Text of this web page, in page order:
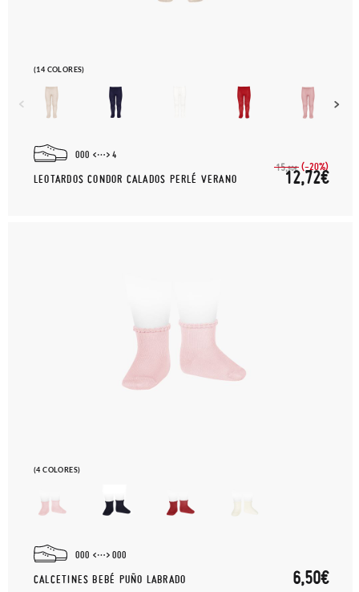
(14 COLORES)
000 4
LEOTARDOS CONDOR CALADOS PERLÉ VERANO
15,90€ (-20%)
12,72€
(4 COLORES)
000 000
CALCETINES BEBÉ PUÑO LABRADO 6,50€